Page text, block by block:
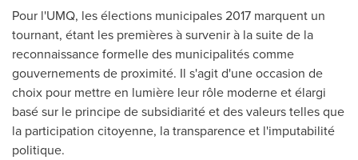
Pour l'UMQ, les élections municipales 2017 marquent un
tournant, étant les premières à survenir à la suite de la
reconnaissance formelle des municipalités comme
gouvernements de proximité. Il s'agit d'une occasion de
choix pour mettre en lumière leur rôle moderne et élargi
basé sur le principe de subsidiarité et des valeurs telles que
la participation citoyenne, la transparence et l'imputabilité
politique.